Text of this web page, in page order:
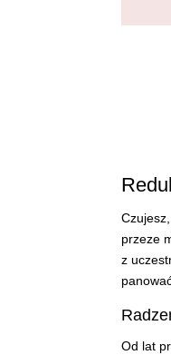
przeze
z
Od lat